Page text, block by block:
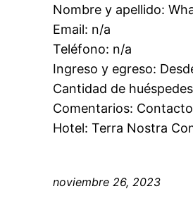
Nombre y apellido:
Email: n/a
Teléfono: n/a
Ingreso y egreso:
Cantidad de
Comentarios:
Hotel: Terra Nostra
noviembre 26, 2023